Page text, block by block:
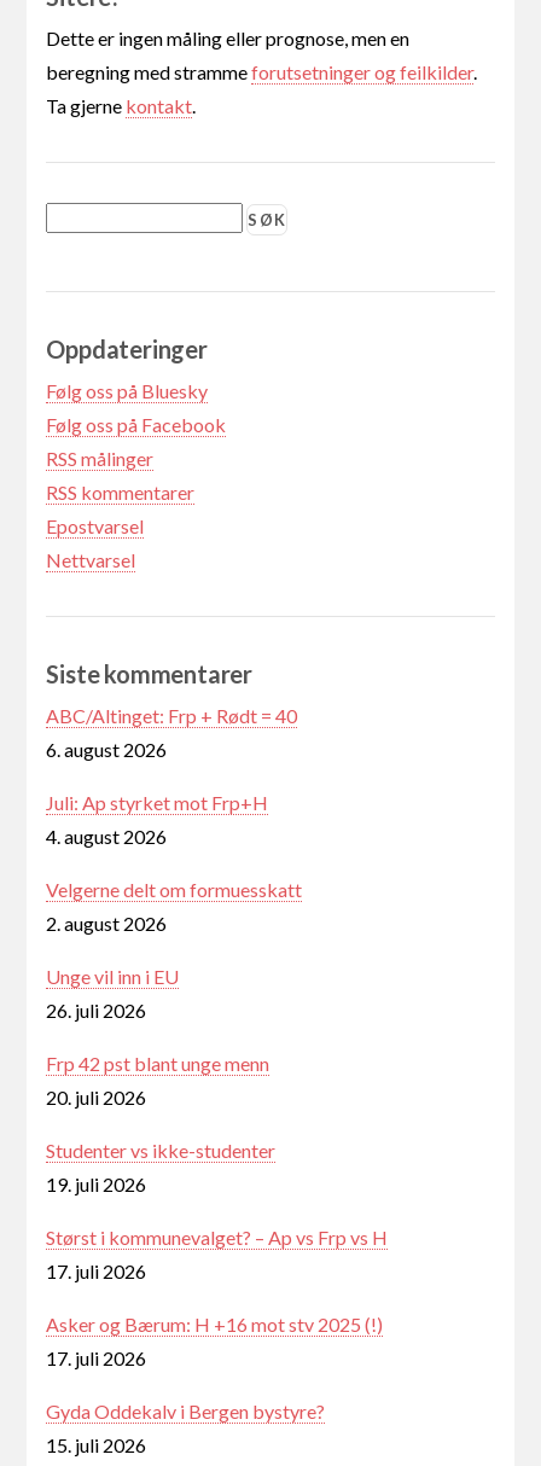
Dette er ingen måling eller prognose, men en
beregning med strammeforutsetninger og feilkilder.
Ta gjerne kontakt.
Oppdateringer
Følg oss på Bluesky
Følg oss på Facebook
RSS målinger
RSS kommentarer
Epostvarsel
Nettvarsel
Siste kommentarer
ABC/Altinget: Frp + Rødt = 40
6. august 2026
Juli: Ap styrket mot Frp+H
4. august 2026
Velgerne delt om formuesskatt
2. august 2026
Unge vil inn i EU
26. juli 2026
Frp 42 pst blant unge menn
20. juli 2026
Studenter vs ikke-studenter
19. juli 2026
Størst i kommunevalget? – Ap vs Frp vs H
17. juli 2026
Asker og Bærum: H +16 mot stv 2025 (!)
17. juli 2026
Gyda Oddekalv i Bergen bystyre?
15. juli 2026